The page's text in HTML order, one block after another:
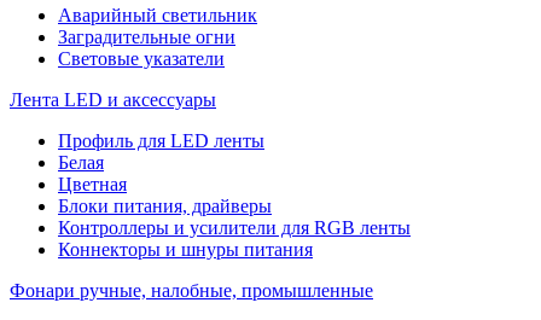
Аварийный светильник
Заградительные огни
Световые указатели
Лента LED и аксессуары
Профиль для LED ленты
Белая
Цветная
Блоки питания, драйверы
Контроллеры и усилители для RGB ленты
Коннекторы и шнуры питания
Фонари ручные, налобные, промышленные